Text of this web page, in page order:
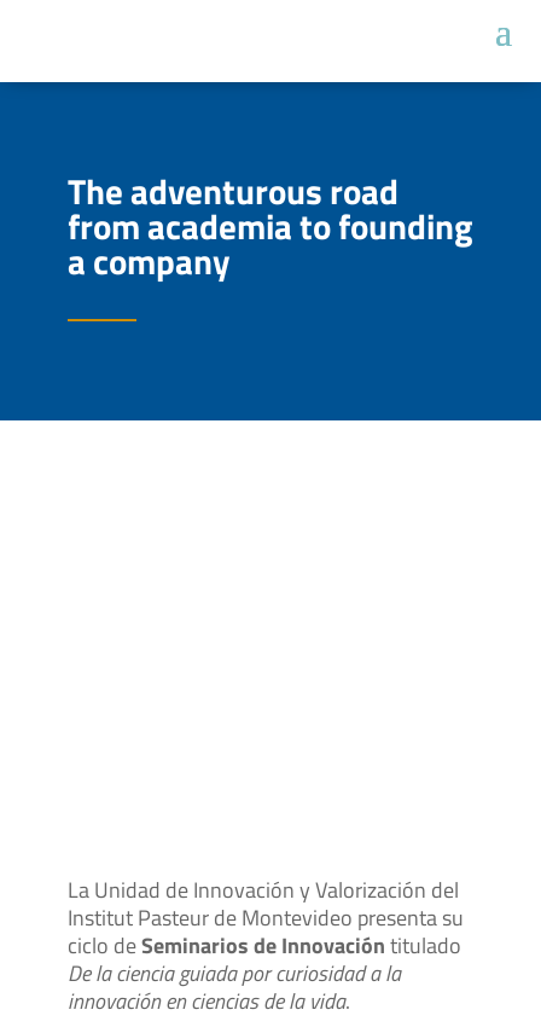
The adventurous road
from academia to founding
a company
La Unidad de Innovación y Valorización del
Institut Pasteur de Montevideo presenta su
ciclo deSeminarios de Innovacióntitulado
De la ciencia guiada por curiosidad a la
innovación en ciencias de la vida.